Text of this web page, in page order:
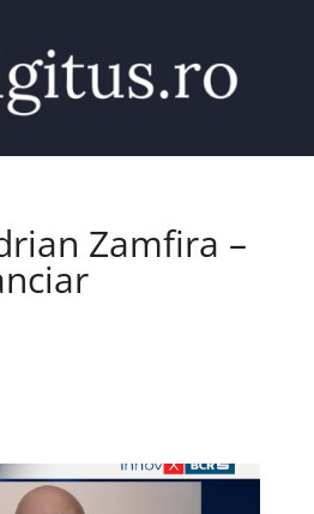
Zamfira –